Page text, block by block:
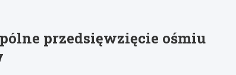
przedsięwzięcie ośmiu